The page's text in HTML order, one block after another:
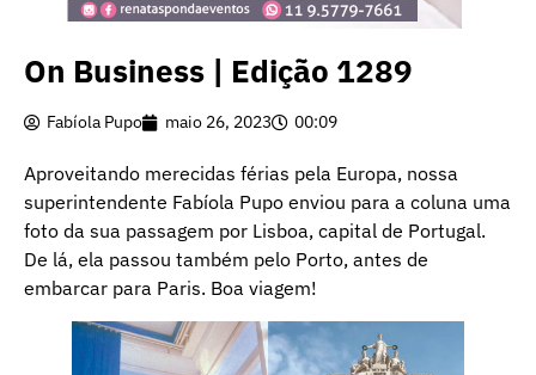
On Business | Edição 1289
Fabíola Pupo maio 26, 2023 00:09
Aproveitando merecidas férias pela Europa, nossa
superintendente Fabíola Pupo enviou para a coluna uma
foto da sua passagem por Lisboa, capital de Portugal.
De lá, ela passou também pelo Porto, antes de
embarcar para Paris. Boa viagem!